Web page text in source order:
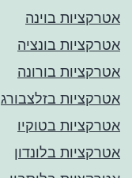
אטרקציות בוינה
אטרקציות בונציה
אטרקציות בורונה
אטרקציות בזלצבורג
אטרקציות בטוקיו
אטרקציות בלונדון